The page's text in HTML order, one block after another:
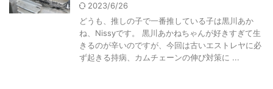
2023/6/26
どうも、推しの子で一番推している子は黒川あか
ね、Nissyです。 黒川あかねちゃんが好きすぎて生
きるのが辛いのですが、今回は古いエストレヤに必
ず起きる持病、カムチェーンの伸び対策に ...